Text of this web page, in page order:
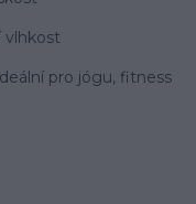
vlhkost
pro jógu, fitness